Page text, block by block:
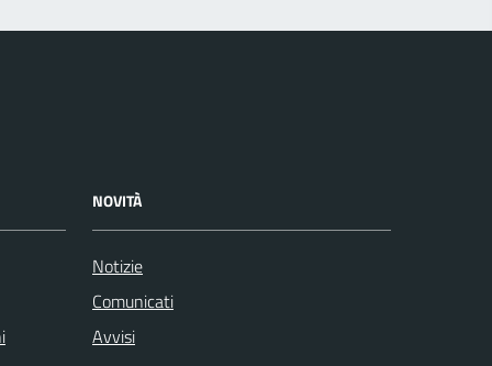
NOVITÀ
Notizie
Comunicati
Avvisi